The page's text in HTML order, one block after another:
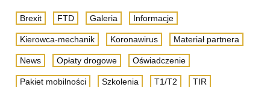
Brexit FTD Galeria Informacje
Kierowca-mechanik Koronawirus Materiał partnera
News Opłaty drogowe Oświadczenie
Pakiet mobilności Szkolenia T1/T2 TIR